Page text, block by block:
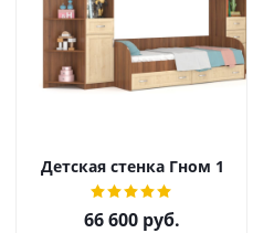
Детская стенка Гном 1
66 600 руб.